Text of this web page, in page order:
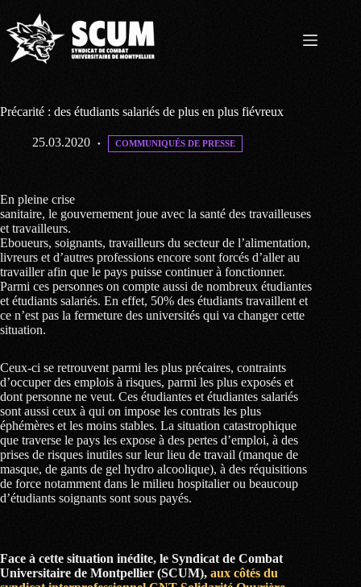
contenu
Précarité : des étudiants salariés de plus en plus fiévreux
25.03.2020 COMMUNIQUÉS DE PRESSE
En pleine crise
sanitaire, le gouvernement joue avec la santé des travailleuses
et travailleurs.
Eboueurs, soignants, travailleurs du secteur de l’alimentation,
livreurs et d’autres professions encore sont forcés d’aller au
travailler afin que le pays puisse continuer à fonctionner.
Parmi ces personnes on compte aussi de nombreux étudiantes
et étudiants salariés. En effet, 50% des étudiants travaillent et
ce n’est pas la fermeture des universités qui va changer cette
situation.
Ceux-ci se retrouvent parmi les plus précaires, contraints
d’occuper des emplois à risques, parmi les plus exposés et
dont personne ne veut. Ces étudiantes et étudiantes salariés
sont aussi ceux à qui on impose les contrats les plus
éphémères et les moins stables. La situation catastrophique
que traverse le pays les expose à des pertes d’emploi, à des
prises de risques inutiles sur leur lieu de travail (manque de
masque, de gants de gel hydro alcoolique), à des réquisitions
de force notamment dans le milieu hospitalier ou beaucoup
d’étudiants soignants sont sous payés.
Face à cette situation inédite, le Syndicat de Combat
Universitaire de Montpellier (SCUM), aux côtés du